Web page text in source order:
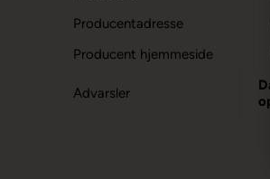
Producentadresse
Producent hjemmeside
Advarsler